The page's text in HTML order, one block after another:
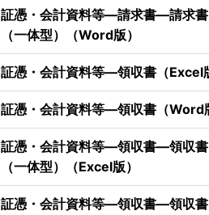
証憑・会計資料等―請求書―請求
（一体型）（Word版）
証憑・会計資料等―領収書（Excel
証憑・会計資料等―領収書（Word
証憑・会計資料等―領収書―領収
（一体型）（Excel版）
証憑・会計資料等―領収書―領収